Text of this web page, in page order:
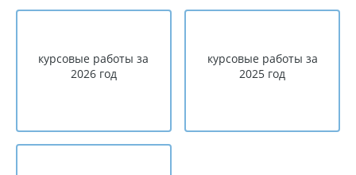
курсовые работы за
2026 год
курсовые работы за
2025 год